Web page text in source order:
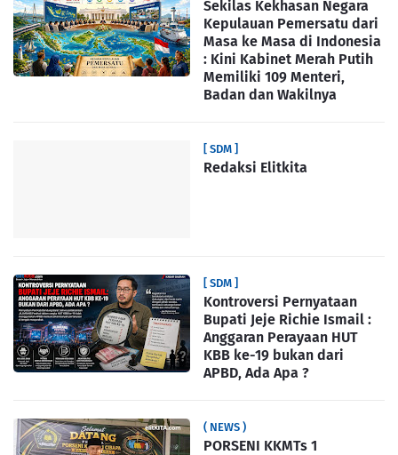
Sekilas Kekhasan Negara
Kepulauan Pemersatu dari
Masa ke Masa di Indonesia
: Kini Kabinet Merah Putih
Memiliki 109 Menteri,
Badan dan Wakilnya
[ SDM ]
Redaksi Elitkita
[ SDM ]
Kontroversi Pernyataan
Bupati Jeje Richie Ismail :
Anggaran Perayaan HUT
KBB ke-19 bukan dari
APBD, Ada Apa ?
( NEWS )
PORSENI KKMTs 1